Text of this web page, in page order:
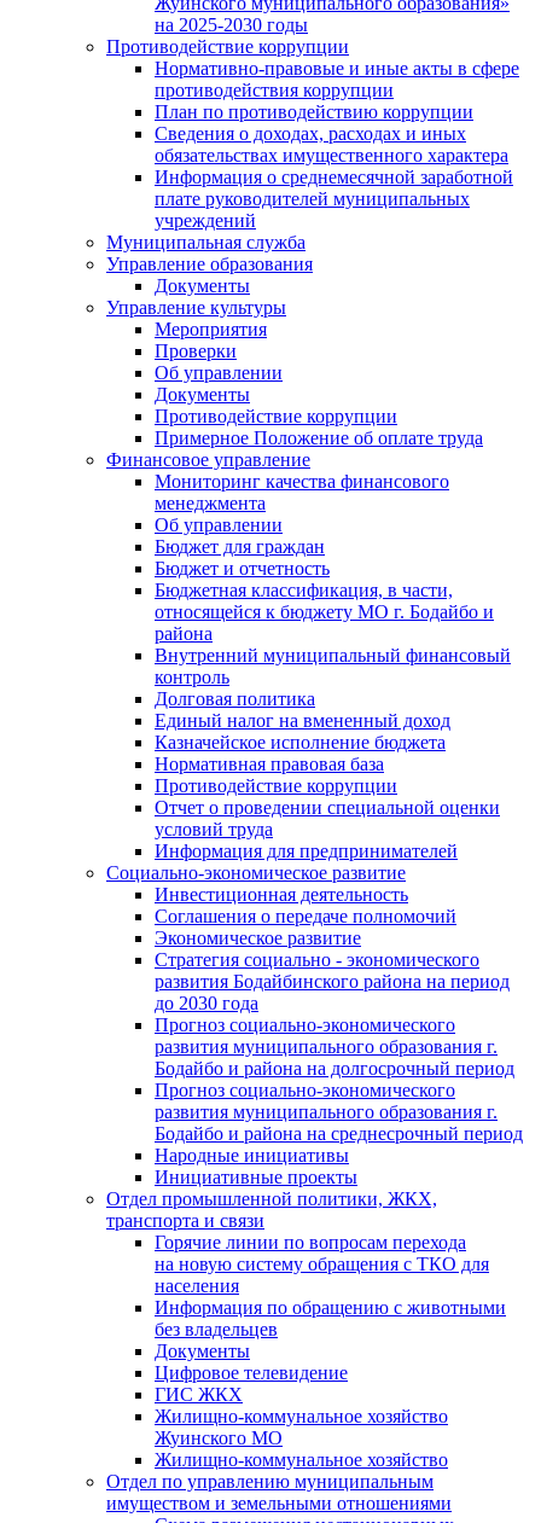
на 2025-2030 годы
Противодействие коррупции
Нормативно-правовые и иные акты в сфере
противодействия коррупции
План по противодействию коррупции
Сведения о доходах, расходах и иных
обязательствах имущественного характера
Информация о среднемесячной заработной
плате руководителей муниципальных
учреждений
Муниципальная служба
Управление образования
Документы
Управление культуры
Мероприятия
Проверки
Об управлении
Документы
Противодействие коррупции
Примерное Положение об оплате труда
Финансовое управление
Мониторинг качества финансового
менеджмента
Об управлении
Бюджет для граждан
Бюджет и отчетность
Бюджетная классификация, в части,
относящейся к бюджету МО г. Бодайбо и
района
Внутренний муниципальный финансовый
контроль
Долговая политика
Единый налог на вмененный доход
Казначейское исполнение бюджета
Нормативная правовая база
Противодействие коррупции
Отчет о проведении специальной оценки
условий труда
Информация для предпринимателей
Социально-экономическое развитие
Инвестиционная деятельность
Соглашения о передаче полномочий
Экономическое развитие
Стратегия социально - экономического
развития Бодайбинского района на период
до 2030 года
Прогноз социально-экономического
развития муниципального образования г.
Бодайбо и района на долгосрочный период
Прогноз социально-экономического
развития муниципального образования г.
Бодайбо и района на среднесрочный период
Народные инициативы
Инициативные проекты
Отдел промышленной политики, ЖКХ,
транспорта и связи
Горячие линии по вопросам перехода
на новую систему обращения с ТКО для
населения
Информация по обращению с животными
без владельцев
Документы
Цифровое телевидение
ГИС ЖКХ
Жилищно-коммунальное хозяйство
Жуинского МО
Жилищно-коммунальное хозяйство
Отдел по управлению муниципальным
имуществом и земельными отношениями